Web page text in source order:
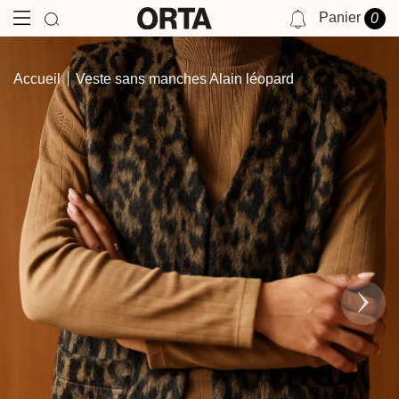
NOTIFICATIONS
VOUS N'AVEZ AUCUNE NOTIFICATION POUR LE MOMENT.
Panier 0
Accueil Veste sans manches Alain léopard